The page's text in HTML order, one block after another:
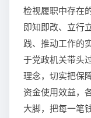
检视履职中存在
即知即改、立行
践、推动工作的
于党政机关带头
理念，切实把保
资金使用效益，
大脚，把每一笔